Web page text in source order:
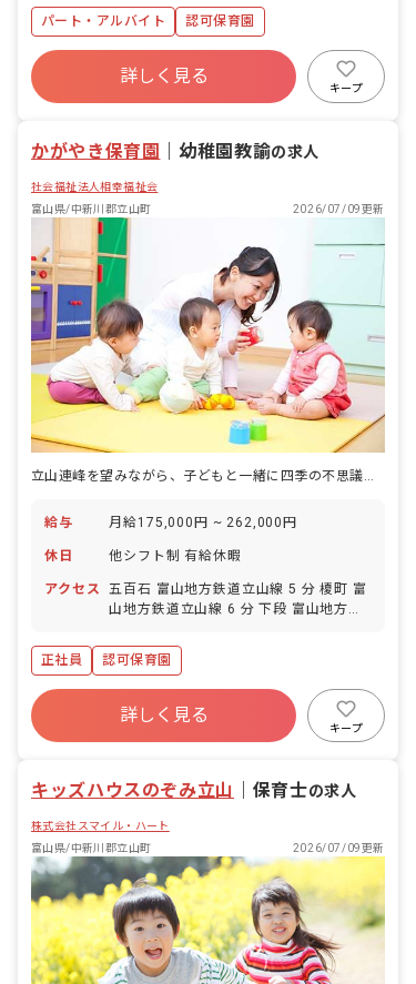
山地方鉄道立山線 25 分 越中舟橋 富山地
方鉄道本線 29 分
パート・アルバイト 認可保育園
詳しく見る
キープ
かがやき保育園 ｜幼稚園教諭の求人
社会福祉法人相幸福祉会
富山県/中新川郡立山町
2026/07/09更新
立山連峰を望みながら、子どもと一緒に四季の不思議を発見する保育です。
給与 月給175,000円 ~ 262,000円
休日 他シフト制 有給休暇
アクセス
五百石 富山地方鉄道立山線 5 分 榎町 富
山地方鉄道立山線 6 分 下段 富山地方鉄
25 分
正社員 認可保育園
詳しく見る
キープ
キッズハウスのぞみ立山 保育士の求人
株式会社スマイル・ハート
富山県/中新川郡立山町
2026/07/09更新